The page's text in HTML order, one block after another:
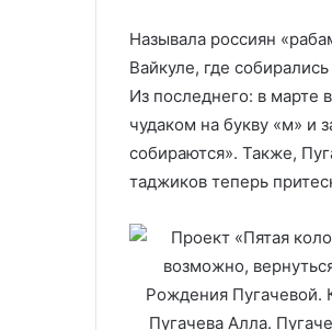
Называла россиян
Вайкуле, где
Из последнего: в марте
чудаком на букву «м» и
собираются». Также,
таджиков теперь